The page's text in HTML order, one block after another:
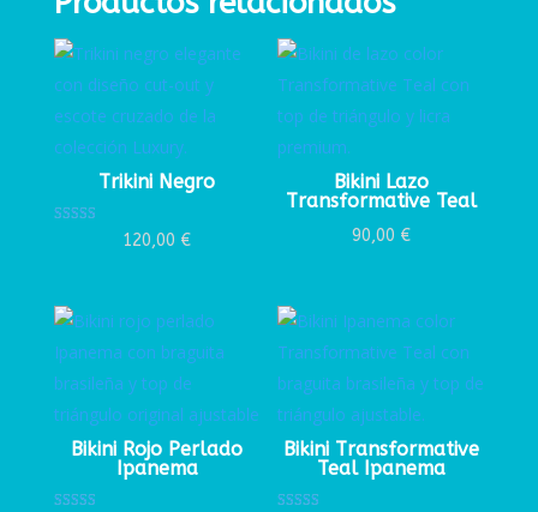
Trikini Negro
Valorado con120,00 €
Bikini Lazo
Transformative Teal
90,00 €
Bikini Rojo Perlado
Ipanema
Bikini Transformative
Teal Ipanema